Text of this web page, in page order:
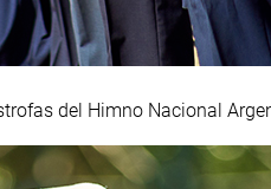
del Himno Nacional